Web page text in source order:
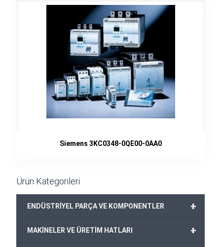
Siemens 3KC0348-0QE00-0AA0
Ürün Kategorileri
+
ENDÜSTRİYEL PARÇA VE KOMPONENTLER
+
MAKİNELER VE ÜRETİM HATLARI